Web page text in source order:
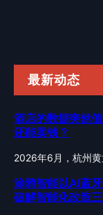
最新动态
酒店的数据突然
还能卖钱？
2026年6月，杭州
涂鸦智能以AI蓝
破解智能化改造